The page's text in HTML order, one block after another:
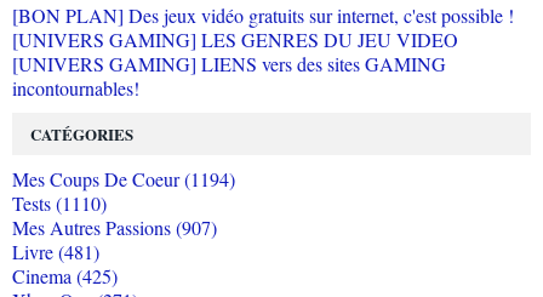
[BON PLAN] Des jeux vidéo gratuits sur internet, c'est possible !
[UNIVERS GAMING] LES GENRES DU JEU VIDEO
[UNIVERS GAMING] LIENS vers des sites GAMING
incontournables!
CATÉGORIES
Mes Coups De Coeur (1194)
Tests (1110)
Mes Autres Passions (907)
Livre (481)
Cinema (425)